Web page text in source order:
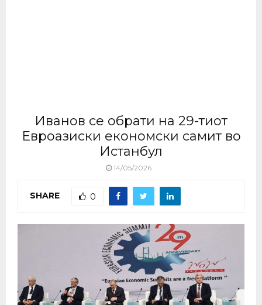
Иванов се обрати на 29-тиот
Евроазиски економски самит во
Истанбул
14/05/2026
SHARE 0